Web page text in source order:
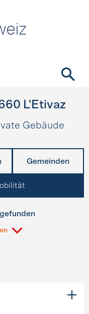
L'Etivaz
Gebäude
Gemeinden